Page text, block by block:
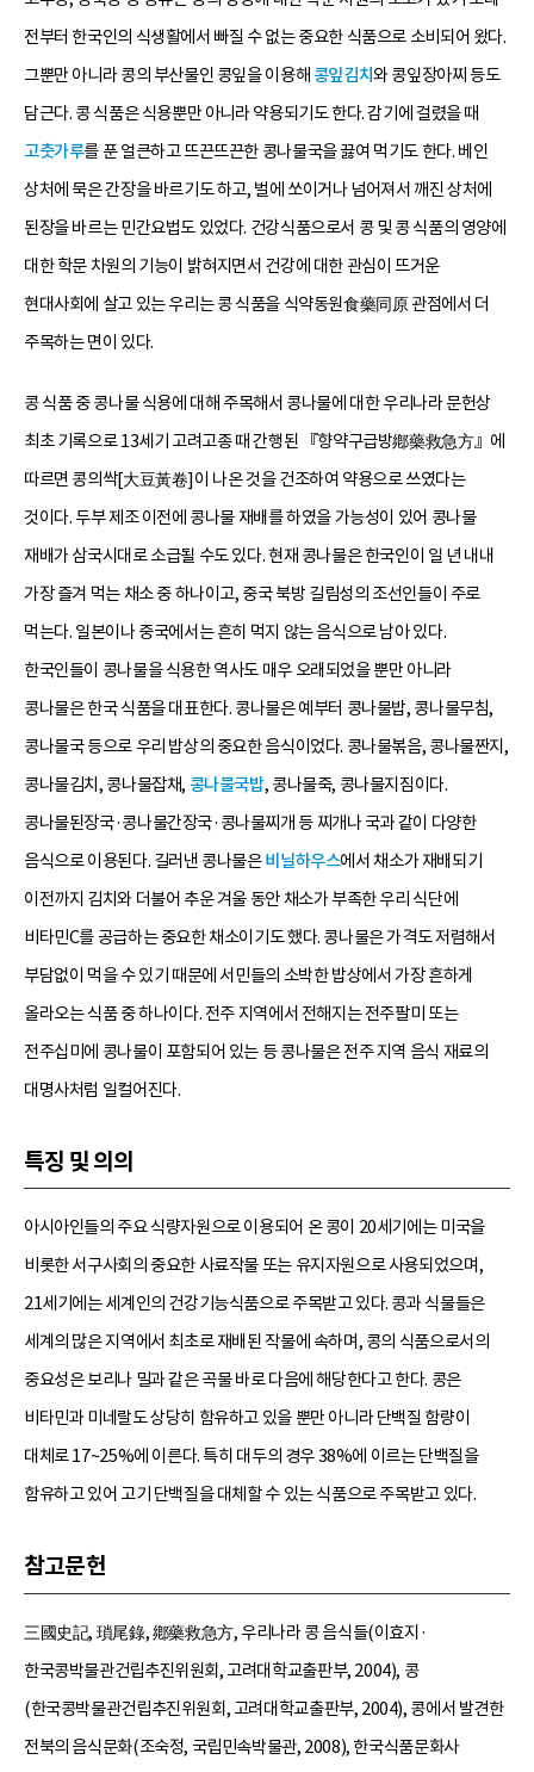
전부터 한국인의 식생활에서 빠질 수 없는 중요한 식품으로 소비되어 왔다.
그뿐만 아니라 콩의 부산물인 콩잎을 이용해 콩잎김치와 콩잎장아찌 등도
담근다. 콩 식품은 식용뿐만 아니라 약용되기도 한다. 감기에 걸렸을 때
고춧가루를 푼 얼큰하고 뜨끈뜨끈한 콩나물국을 끓여 먹기도 한다. 베인
상처에 묵은 간장을 바르기도 하고, 벌에 쏘이거나 넘어져서 깨진 상처에
된장을 바르는 민간요법도 있었다. 건강식품으로서 콩 및 콩 식품의 영양에
대한 학문 차원의 기능이 밝혀지면서 건강에 대한 관심이 뜨거운
현대사회에 살고 있는 우리는 콩 식품을 식약동원食藥同原 관점에서 더
주목하는 면이 있다.
콩 식품 중 콩나물 식용에 대해 주목해서 콩나물에 대한 우리나라 문헌상
최초 기록으로 13세기 고려고종 때 간행된 『향약구급방鄕藥救急方』에
따르면 콩의싹[大豆黃卷]이 나온 것을 건조하여 약용으로 쓰였다는
것이다. 두부 제조 이전에 콩나물 재배를 하였을 가능성이 있어 콩나물
재배가 삼국시대로 소급될 수도 있다. 현재 콩나물은 한국인이 일 년 내내
가장 즐겨 먹는 채소 중 하나이고, 중국 북방 길림성의 조선인들이 주로
먹는다. 일본이나 중국에서는 흔히 먹지 않는 음식으로 남아 있다.
한국인들이 콩나물을 식용한 역사도 매우 오래되었을 뿐만 아니라
콩나물은 한국 식품을 대표한다. 콩나물은 예부터 콩나물밥, 콩나물무침,
콩나물국 등으로 우리 밥상의 중요한 음식이었다. 콩나물볶음, 콩나물짠지,
콩나물김치, 콩나물잡채, 콩나물국밥, 콩나물죽, 콩나물지짐이다.
콩나물된장국·콩나물간장국·콩나물찌개 등 찌개나 국과 같이 다양한
음식으로 이용된다. 길러낸 콩나물은비닐하우스에서 채소가 재배되기
이전까지 김치와 더불어 추운 겨울 동안 채소가 부족한 우리 식단에
비타민C를 공급하는 중요한 채소이기도 했다. 콩나물은 가격도 저렴해서
부담없이 먹을 수 있기 때문에 서민들의 소박한 밥상에서 가장 흔하게
올라오는 식품 중 하나이다. 전주 지역에서 전해지는 전주팔미 또는
전주십미에 콩나물이 포함되어 있는 등 콩나물은 전주 지역 음식 재료의
대명사처럼 일컬어진다.
특징 및 의의
아시아인들의 주요 식량자원으로 이용되어 온 콩이 20세기에는 미국을
비롯한 서구사회의 중요한 사료작물 또는 유지자원으로 사용되었으며,
21세기에는 세계인의 건강기능식품으로 주목받고 있다. 콩과 식물들은
세계의 많은 지역에서 최초로 재배된 작물에 속하며, 콩의 식품으로서의
중요성은 보리나 밀과 같은 곡물 바로 다음에 해당한다고 한다. 콩은
비타민과 미네랄도 상당히 함유하고 있을 뿐만 아니라 단백질 함량이
대체로 17~25%에 이른다. 특히 대두의 경우 38%에 이르는 단백질을
함유하고 있어 고기 단백질을 대체할 수 있는 식품으로 주목받고 있다.
참고문헌
三國史記, 瑣尾錄, 鄕藥救急方, 우리나라 콩 음식들(이효지·
한국콩박물관건립추진위원회, 고려대학교출판부, 2004), 콩
(한국콩박물관건립추진위원회, 고려대학교출판부, 2004), 콩에서 발견한
전북의 음식문화(조숙정, 국립민속박물관, 2008), 한국식품문화사